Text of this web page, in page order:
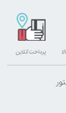
پرداخت آنلاین